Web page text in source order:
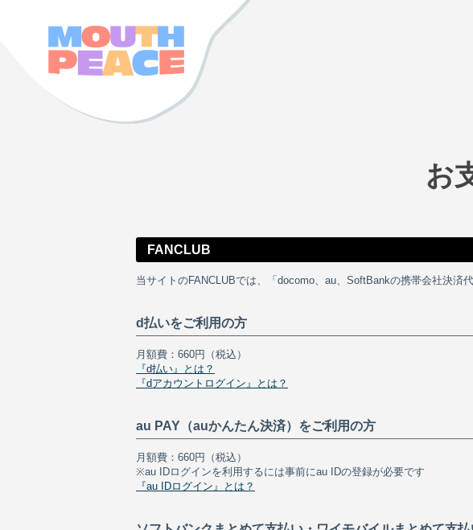
お
FANCLUB
当サイトのFANCLUBでは、「docomo、au、SoftBankの携帯会社決済
d払いをご利用の方
月額費：660円（税込）
『d払い』とは？
『dアカウントログイン』とは？
au PAY（auかんたん決済）をご利用の方
月額費：660円（税込）
※au IDログインを利用するには事前にau IDの登録が必要です
『au IDログイン』とは？